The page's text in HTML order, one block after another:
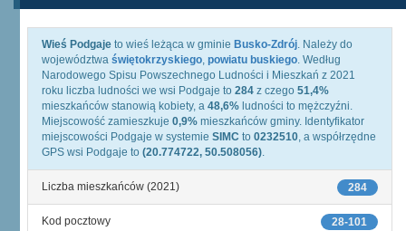
Wieś Podgaje to wieś leżąca w gminie Busko-Zdrój. Należy do
województwa świętokrzyskiego, powiatu buskiego. Według
Narodowego Spisu Powszechnego Ludności i Mieszkań z 2021
roku liczba ludności we wsi Podgaje to 284 z czego 51,4%
mieszkańców stanowią kobiety, a 48,6% ludności to mężczyźni.
Miejscowość zamieszkuje 0,9% mieszkańców gminy. Identyfikator
miejscowości Podgaje w systemie SIMC to 0232510, a współrzędne
GPS wsi Podgaje to (20.774722, 50.508056).
284
Liczba mieszkańców (2021)
28-101
Kod pocztowy